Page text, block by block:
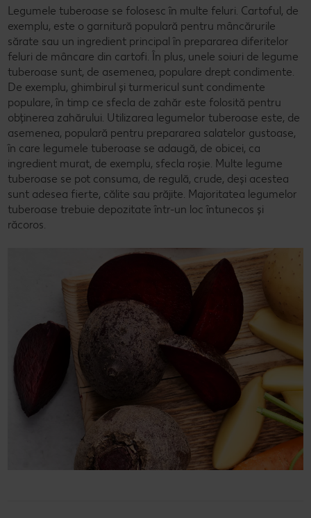
Legumele tuberoase se folosesc în multe feluri. Cartoful, de
exemplu, este o garnitură populară pentru mâncărurile
sărate sau un ingredient principal în prepararea diferitelor
feluri de mâncare din cartofi. În plus, unele soiuri de legume
tuberoase sunt, de asemenea, populare drept condimente.
De exemplu, ghimbirul și turmericul sunt condimente
populare, în timp ce sfecla de zahăr este folosită pentru
obținerea zahărului. Utilizarea legumelor tuberoase este, de
asemenea, populară pentru prepararea salatelor gustoase,
în care legumele tuberoase se adaugă, de obicei, ca
ingredient murat, de exemplu, sfecla roșie. Multe legume
tuberoase se pot consuma, de regulă, crude, deși acestea
sunt adesea fierte, călite sau prăjite. Majoritatea legumelor
tuberoase trebuie depozitate într-un loc întunecos și
răcoros.